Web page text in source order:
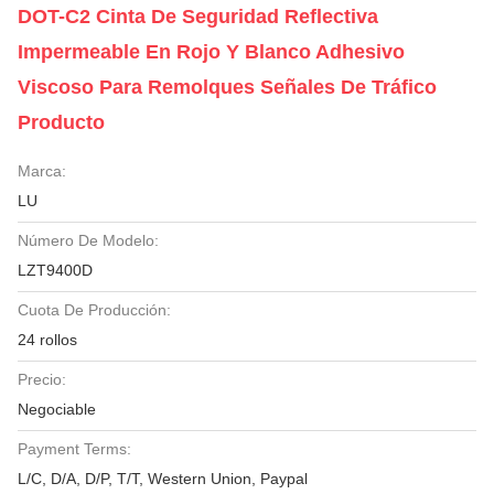
DOT-C2 Cinta De Seguridad Reflectiva
Impermeable En Rojo Y Blanco Adhesivo
Viscoso Para Remolques Señales De Tráfico
Producto
Marca:
LU
Número De Modelo:
LZT9400D
Cuota De Producción:
24 rollos
Precio:
Negociable
Payment Terms:
L/C, D/A, D/P, T/T, Western Union, Paypal